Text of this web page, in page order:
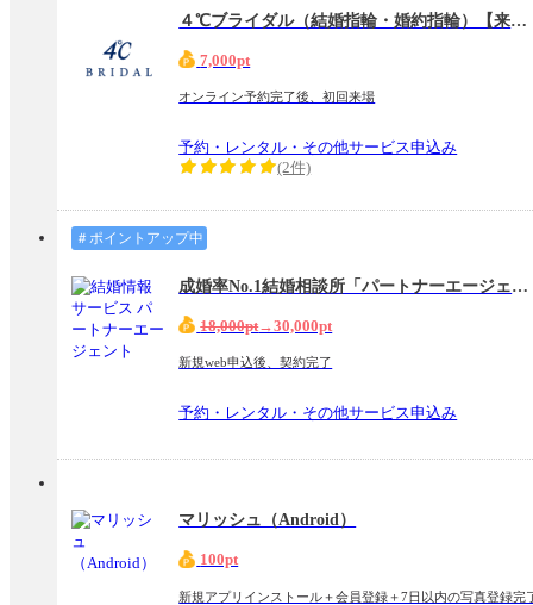
４℃ブライダル（結婚指輪・婚約指輪）【来店予約】
7,000pt
オンライン予約完了後、初回来場
予約・レンタル・その他サービス申込み
(2件)
＃ポイントアップ中
成婚率No.1結婚相談所「パートナーエージェント」
18,000pt→30,000pt
新規web申込後、契約完了
予約・レンタル・その他サービス申込み
マリッシュ（Android）
100pt
新規アプリインストール＋会員登録＋7日以内の写真登録完